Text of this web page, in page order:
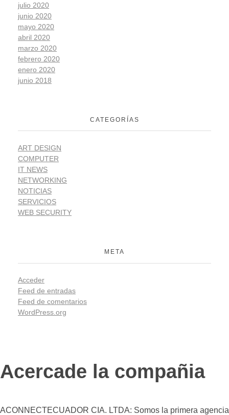
julio 2020
junio 2020
mayo 2020
abril 2020
marzo 2020
febrero 2020
enero 2020
junio 2018
CATEGORÍAS
ART DESIGN
COMPUTER
IT NEWS
NETWORKING
NOTICIAS
SERVICIOS
WEB SECURITY
META
Acceder
Feed de entradas
Feed de comentarios
WordPress.org
Acercade la compañia
ACONNECTECUADOR CIA. LTDA: Somos la primera agencia